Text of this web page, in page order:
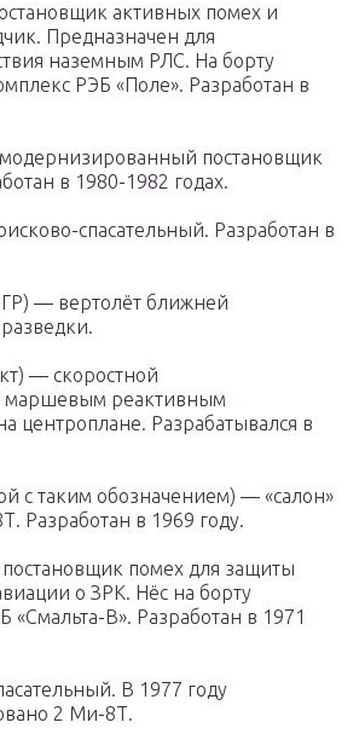
активных помех и
Предназначен для
наземным РЛС. На борту
РЭБ «Поле». Разработан в
постановщик
в 1980-1982 годах.
спасательный. Разработан в
— вертолёт ближней
— скоростной
маршевым реактивным
центроплане. Разрабатывался в
с таким обозначением) — «салон»
Разработан в 1969 году.
помех для защиты
о ЗРК. Нёс на борту
«Смальта-В». Разработан в 1971
В 1977 году
2 Ми-8Т.